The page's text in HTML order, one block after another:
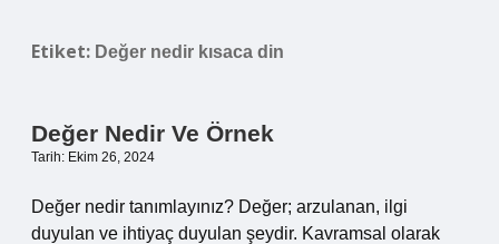
Etiket: Değer nedir kısaca din
Değer Nedir Ve Örnek
Tarih: Ekim 26, 2024
Değer nedir tanımlayınız? Değer; arzulanan, ilgi
duyulan ve ihtiyaç duyulan şeydir. Kavramsal olarak